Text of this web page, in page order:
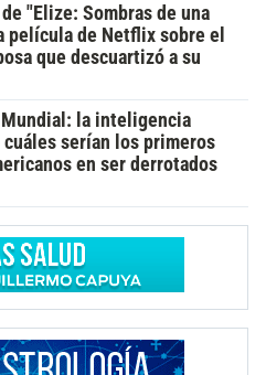
"Elize: Sombras de una
película de Netflix sobre el
que descuartizó a su
Mundial: la inteligencia
serían los primeros
en ser derrotados